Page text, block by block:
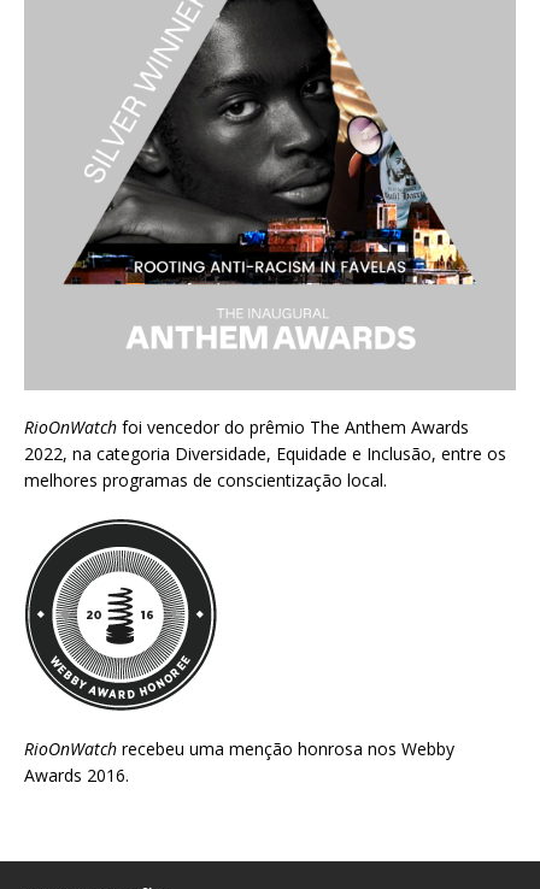
RioOnWatch foi vencedor do prêmio The Anthem Awards
2022, na categoria Diversidade, Equidade e Inclusão, entre os
melhores programas de conscientização local.
RioOnWatch recebeu uma menção honrosa nos Webby
Awards 2016.